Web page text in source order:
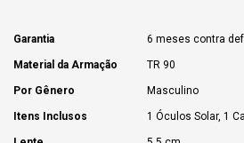
Garantia 6 meses contra
Material da Armação TR 90
Por Gênero Masculino
Itens Inclusos 1 Óculos Solar, 1